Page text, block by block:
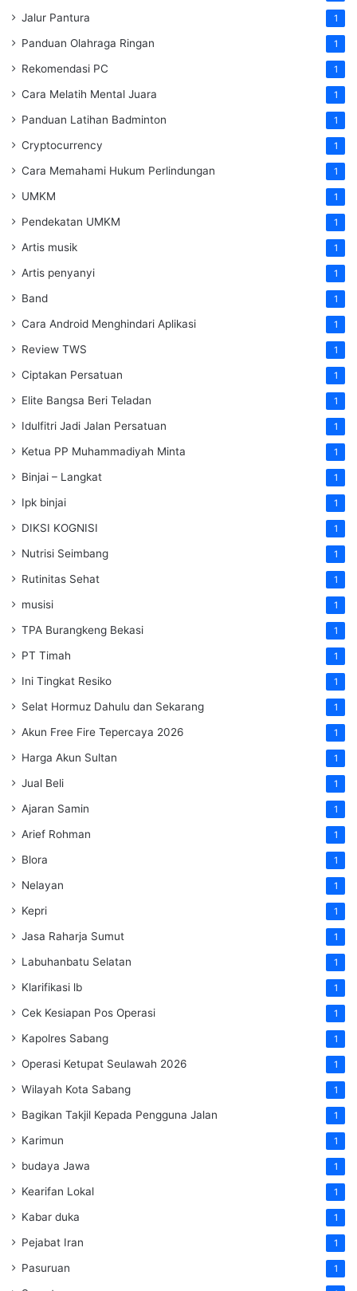
Jalur Pantura 1
Panduan Olahraga Ringan 1
Rekomendasi PC 1
Cara Melatih Mental Juara 1
Panduan Latihan Badminton 1
Cryptocurrency 1
Cara Memahami Hukum Perlindungan 1
UMKM 1
Pendekatan UMKM 1
Artis musik 1
Artis penyanyi 1
Band 1
Cara Android Menghindari Aplikasi 1
Review TWS 1
Ciptakan Persatuan 1
Elite Bangsa Beri Teladan 1
Idulfitri Jadi Jalan Persatuan 1
Ketua PP Muhammadiyah Minta 1
Binjai – Langkat 1
Ipk binjai 1
DIKSI KOGNISI 1
Nutrisi Seimbang 1
Rutinitas Sehat 1
musisi 1
TPA Burangkeng Bekasi 1
PT Timah 1
Ini Tingkat Resiko 1
Selat Hormuz Dahulu dan Sekarang 1
Akun Free Fire Tepercaya 2026 1
Harga Akun Sultan 1
Jual Beli 1
Ajaran Samin 1
Arief Rohman 1
Blora 1
Nelayan 1
Kepri 1
Jasa Raharja Sumut 1
Labuhanbatu Selatan 1
Klarifikasi lb 1
Cek Kesiapan Pos Operasi 1
Kapolres Sabang 1
Operasi Ketupat Seulawah 2026 1
Wilayah Kota Sabang 1
Bagikan Takjil Kepada Pengguna Jalan 1
Karimun 1
budaya Jawa 1
Kearifan Lokal 1
Kabar duka 1
Pejabat Iran 1
Pasuruan 1